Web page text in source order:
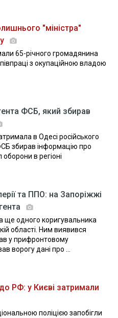
"міністра"
65-річного громадянина
з окупаційною владою
ФСБ, який збирав
в Одесі російського
збирав інформацію про
в регіоні
та ППО: на Запоріжжі
ще одного коригувальника
області. Ним виявився
у прифронтовому
ворогу дані про ...
РФ: у Києві затримали
поліцією запобігли